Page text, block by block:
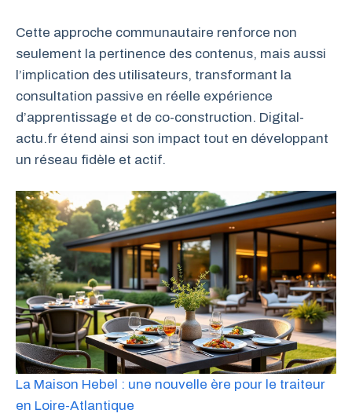
Cette approche communautaire renforce non
seulement la pertinence des contenus, mais aussi
l’implication des utilisateurs, transformant la
consultation passive en réelle expérience
d’apprentissage et de co-construction. Digital-
actu.fr étend ainsi son impact tout en développant
un réseau fidèle et actif.
La Maison Hebel : une nouvelle ère pour le traiteur
en Loire-Atlantique